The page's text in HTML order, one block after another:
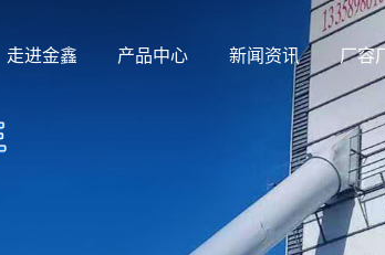
走进金鑫 产品中心 新闻资讯 厂容